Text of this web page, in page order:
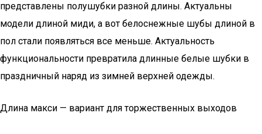
представлены полушубки разной длины. Актуальны
модели длиной миди, а вот белоснежные шубы длиной в
пол стали появляться все меньше. Актуальность
функциональности превратила длинные белые шубки в
праздничный наряд из зимней верхней одежды.
Длина макси — вариант для торжественных выходов